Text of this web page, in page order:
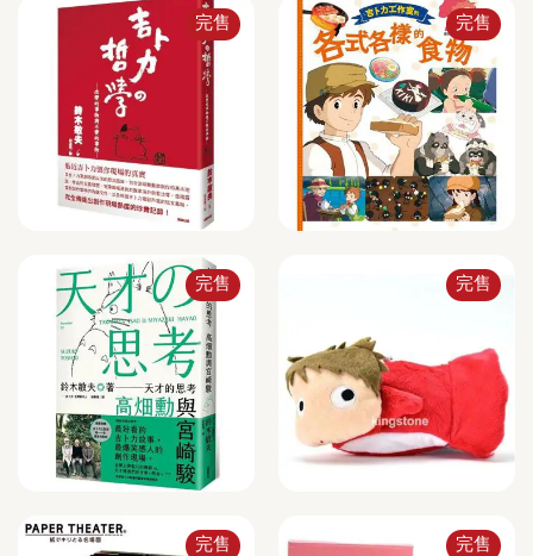
完售 完售
完售 完售
完售 完售